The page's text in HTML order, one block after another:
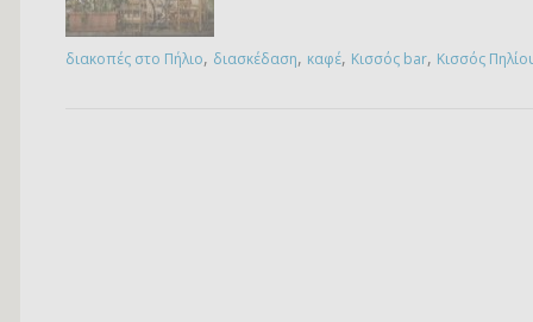
διακοπές στο Πήλιο, διασκέδαση, καφέ, Κισσός bar, Κισσός